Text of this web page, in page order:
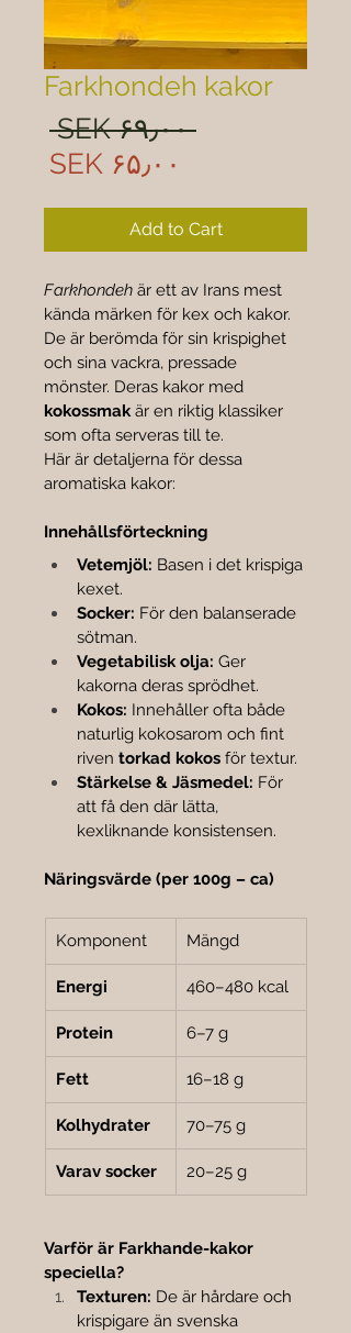
Farkhondeh kakor
SEK ۶۹٫۰۰
SEK ۶۵٫۰۰
Add to Cart
Farkhondeh är ett av Irans mest
kända märken för kex och kakor.
De är berömda för sin krispighet
och sina vackra, pressade
mönster. Deras kakor med
kokossmak är en riktig klassiker
som ofta serveras till te.
Här är detaljerna för dessa
aromatiska kakor:
Innehållsförteckning
Vetemjöl: Basen i det krispiga
kexet.
Socker: För den balanserade
sötman.
Vegetabilisk olja: Ger
kakorna deras sprödhet.
Kokos: Innehåller ofta både
naturlig kokosarom och fint
riven torkad kokos för textur.
Stärkelse & Jäsmedel: För
att få den där lätta,
kexliknande konsistensen.
Näringsvärde (per 100g – ca)
Komponent Mängd
Energi 460–480 kcal
Protein 6–7 g
Fett 16–18 g
Kolhydrater 70–75 g
Varav socker 20–25 g
Varför är Farkhande-kakor
speciella?
Texturen: De är hårdare och
krispigare än svenska